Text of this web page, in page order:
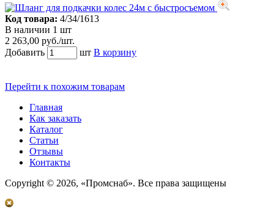
Код товара: 4/34/1613
В наличии 1 шт
2 263,00 руб./шт.
Добавить
шт В корзину
Перейти к похожим товарам
Главная
Как заказать
Каталог
Статьи
Отзывы
Контакты
Copyright © 2026, «Промснаб». Все права защищены